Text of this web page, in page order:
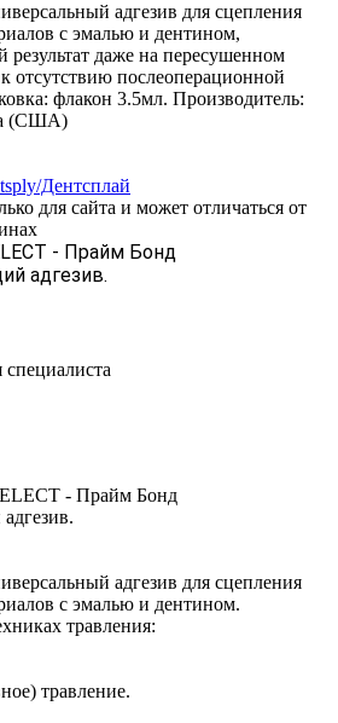
адгезив для сцепления
с эмалью и дентином,
результат даже на пересушенном
отсутствию послеоперационной
флакон 3.5мл. Производитель:
(США)
Дентcплай
для сайта и может отличаться от
- Прайм Бонд
адгезив.
специалиста
- Прайм Бонд
адгезив для сцепления
с эмалью и дентином.
травления:
травление.